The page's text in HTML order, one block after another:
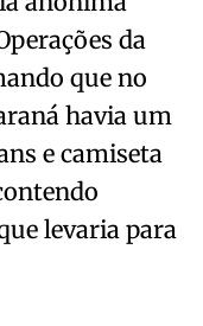
da
que no
havia um
e camiseta
levaria para